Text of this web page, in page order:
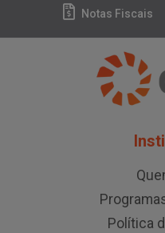
Notas Fiscais
Política